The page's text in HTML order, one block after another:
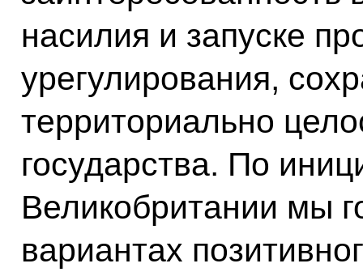
насилия и запуске
урегулирования,
территориально
государства. По
Великобритании мы
вариантах